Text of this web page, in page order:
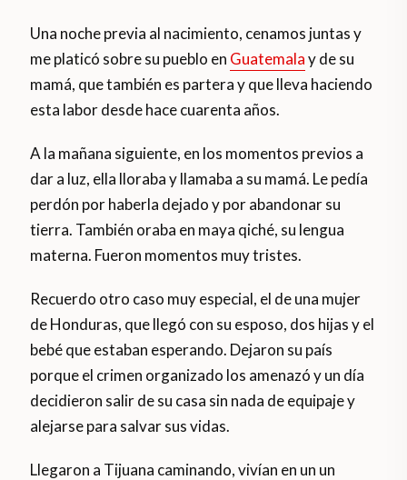
Una noche previa al nacimiento, cenamos juntas y
me platicó sobre su pueblo en Guatemalay de su
mamá, que también es partera y que lleva haciendo
esta labor desde hace cuarenta años.
A la mañana siguiente, en los momentos previos a
dar a luz, ella lloraba y llamaba a su mamá. Le pedía
perdón por haberla dejado y por abandonar su
tierra. También oraba en maya qiché, su lengua
materna. Fueron momentos muy tristes.
Recuerdo otro caso muy especial, el de una mujer
de Honduras, que llegó con su esposo, dos hijas y el
bebé que estaban esperando. Dejaron su país
porque el crimen organizado los amenazó y un día
decidieron salir de su casa sin nada de equipaje y
alejarse para salvar sus vidas.
Llegaron a Tijuana caminando, vivían en un un